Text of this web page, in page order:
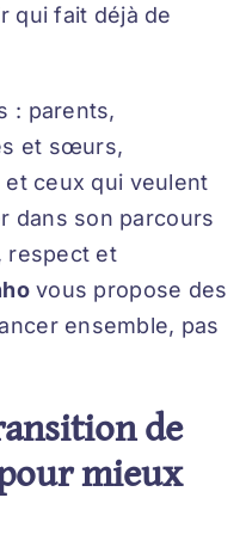
qui fait déjà de
: parents,
et sœurs,
ceux qui veulent
dans son parcours
respect et
vous propose des
ensemble, pas
de
mieux